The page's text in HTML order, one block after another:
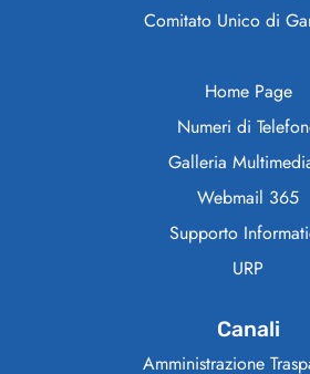
Comitato Unico di
Home Page
Numeri di
Galleria
Webmail 365
Supporto
URP
Canali
Amministrazione